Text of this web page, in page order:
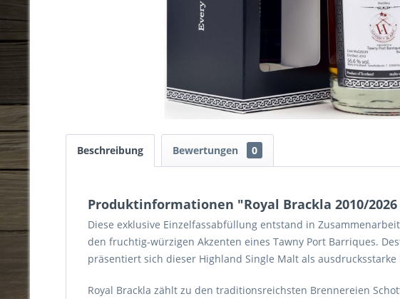
Beschreibung Bewertungen 0
Produktinformationen "Royal Brackla 2010/
Diese exklusive Einzelfassabfüllung entstand in
den fruchtig-würzigen Akzenten eines Tawny Port Barriques.
präsentiert sich dieser Highland Single Malt als
Royal Brackla zählt zu den traditionsreichsten Brennereien